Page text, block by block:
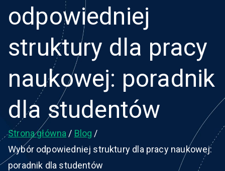
odpowiedniej
struktury dla pracy
naukowej: poradnik
dla studentów
Strona główna
Blog
Wybór odpowiedniej struktury dla pracy naukowej:
poradnik dla studentów